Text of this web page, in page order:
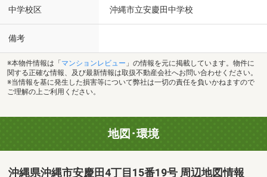
中学校区 沖縄市立安慶田中学校
備考
※本物件情報は「 マンションレビュー 」の情報を元に掲載しています。物件に
関する正確な情報、及び最新情報は取扱不動産会社へお問い合わせください。
※当情報を基に発生した損害等について弊社は一切の責任を負いかねますので
ご理解の上ご利用ください。
地図･環境
沖縄県沖縄市安慶田4丁目15番19号 周辺地図情報